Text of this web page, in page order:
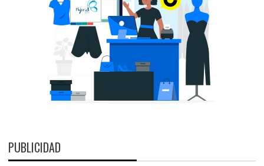
PUBLICIDAD